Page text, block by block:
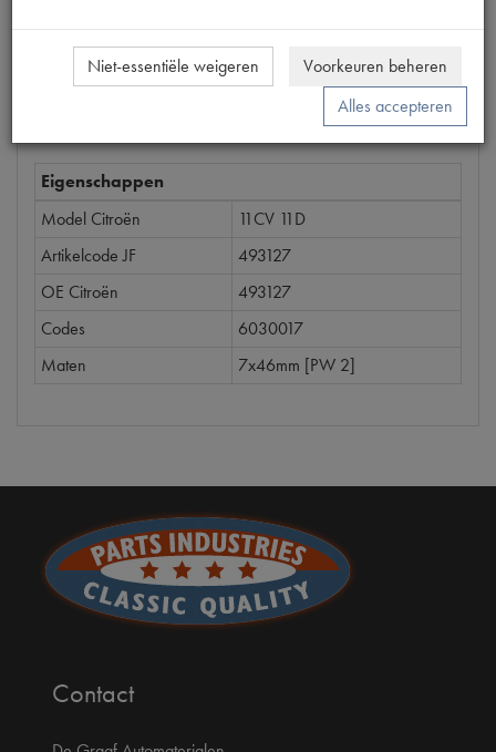
Eigenschappen
Model Citroën
11CV 11D
Artikelcode JF
493127
OE Citroën
493127
Codes
6030017
Maten
7x46mm [PW 2]
Contact
Niet-essentiële weigeren
Voorkeuren beheren
Alles accepteren